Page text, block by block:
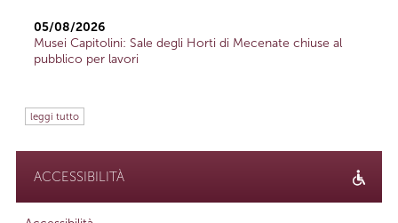
05/08/2026
Musei Capitolini: Sale degli Horti di Mecenate chiuse al
pubblico per lavori
leggi tutto
ACCESSIBILITÀ